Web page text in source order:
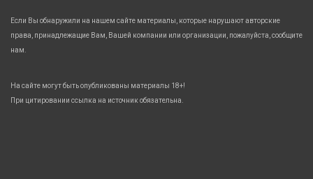
Если Вы обнаружили на нашем сайте материалы, которые нарушают авторские
права, принадлежащие Вам, Вашей компании или организации, пожалуйста, сообщите
нам.
На сайте могут быть опубликованы материалы 18+!
При цитировании ссылка на источник обязательна.